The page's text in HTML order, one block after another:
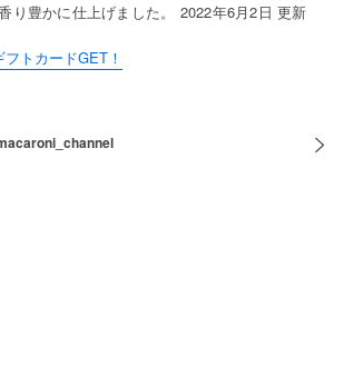
り豊かに仕上げました。 2022年6月2日 更新
トカードGET！